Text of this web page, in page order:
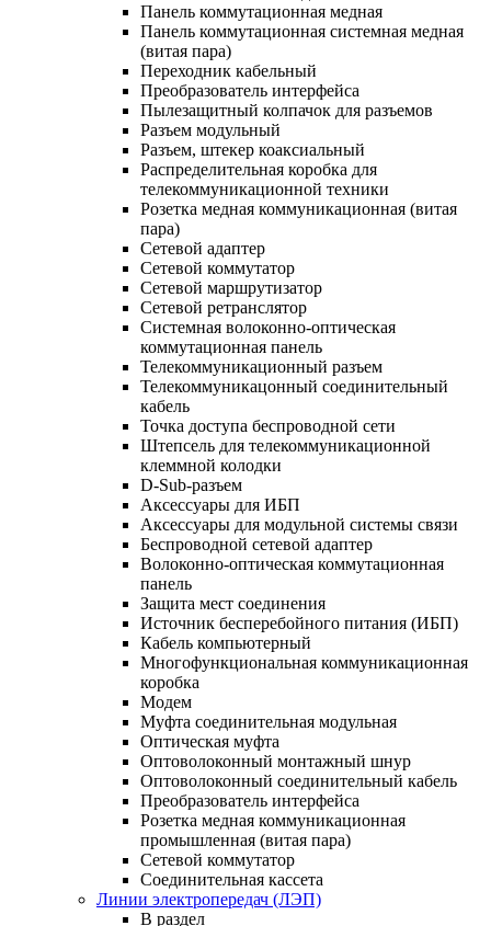
Панель коммутационная медная
Панель коммутационная системная медная
(витая пара)
Переходник кабельный
Преобразователь интерфейса
Пылезащитный колпачок для разъемов
Разъем модульный
Разъем, штекер коаксиальный
Распределительная коробка для
телекоммуникационной техники
Розетка медная коммуникационная (витая
пара)
Сетевой адаптер
Сетевой коммутатор
Сетевой маршрутизатор
Сетевой ретранслятор
Системная волоконно-оптическая
коммутационная панель
Телекоммуникационный разъем
Телекоммуникацонный соединительный
кабель
Точка доступа беспроводной сети
Штепсель для телекоммуникационной
клеммной колодки
D-Sub-разъем
Аксессуары для ИБП
Аксессуары для модульной системы связи
Беспроводной сетевой адаптер
Волоконно-оптическая коммутационная
панель
Защита мест соединения
Источник бесперебойного питания (ИБП)
Кабель компьютерный
Многофункциональная коммуникационная
коробка
Модем
Муфта соединительная модульная
Оптическая муфта
Оптоволоконный монтажный шнур
Оптоволоконный соединительный кабель
Преобразователь интерфейса
Розетка медная коммуникационная
промышленная (витая пара)
Сетевой коммутатор
Соединительная кассета
Линии электропередач (ЛЭП)
В раздел